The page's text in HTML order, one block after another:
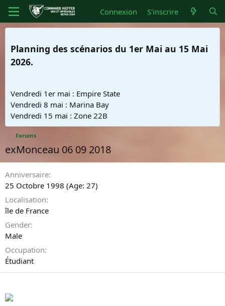
Connexion S'inscrire
Planning des scénarios du 1er Mai au 15 Mai
2026.
Vendredi 1er mai : Empire State
Vendredi 8 mai : Marina Bay
Vendredi 15 mai : Zone 22B
Forums
exMonceau 06 09 2018
Anniversaire
25 Octobre 1998 (Age: 27)
Localisation
île de France
Gender
Male
Occupation
Étudiant